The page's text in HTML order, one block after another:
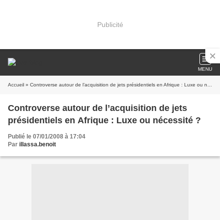
Publicité
MENU
Accueil » Controverse autour de l’acquisition de jets présidentiels en Afrique : Luxe ou nécessité ?
Controverse autour de l’acquisition de jets
présidentiels en Afrique : Luxe ou nécessité ?
Publié le 07/01/2008 à 17:04
Par illassa.benoit